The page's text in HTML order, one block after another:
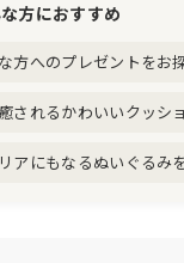
方におすすめ
方へのプレゼントをお
されるかわいいクッシ
アにもなるぬいぐるみ